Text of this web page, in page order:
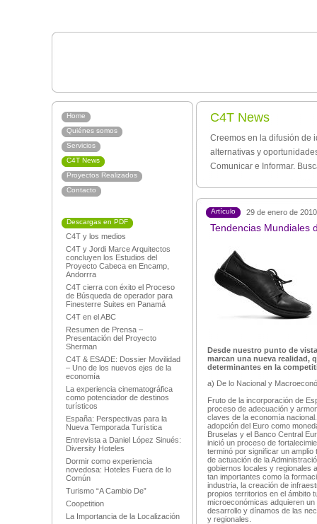
Home
Quiénes somos
Servicios
C4T News
Proyectos Realizados
Contacto
Descargas en PDF
C4T y los medios
C4T y Jordi Marce Arquitectos
concluyen los Estudios del
Proyecto Cabeca en Encamp,
Andorrra
C4T cierra con éxito el Proceso
de Búsqueda de operador para
Finesterre Suites en Panamá
C4T en el ABC
Resumen de Prensa –
Presentación del Proyecto
Sherman
C4T & ESADE: Dossier Movilidad
– Uno de los nuevos ejes de la
economía
La experiencia cinematográfica
como potenciador de destinos
turísticos
España: Perspectivas para la
Nueva Temporada Turística
Entrevista a Daniel López Sinués:
Diversity Hoteles
Dormir como experiencia
novedosa: Hoteles Fuera de lo
Común
Turismo “A Cambio De”
Coopetition
La Importancia de la Localización
C4T News
Creemos en la difusión de
alternativas y
Comunicar e Informar.
Artículo 29 de enero de 2010
Tendencias Mundiales
Desde nuestro punto de
marcan una nueva realidad,
determinantes en la
a) De lo Nacional y
Fruto de la incorporación de
proceso de adecuación y
claves de la economía
adopción del Euro como
Bruselas y el Banco Central
inició un proceso de
terminó por significar un
de actuación de la
gobiernos locales y regionales
tan importantes como la
industria, la creación de
propios territorios en el ámbito
microeconómicas adquieren
desarrollo y dínamos de las
y regionales.